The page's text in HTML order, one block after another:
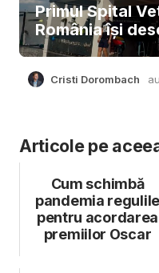
Primul Spital
România își
Cristi Dorombach
Articole pe
Cum schimbă
pandemia regulile
pentru acordarea
premiilor Oscar